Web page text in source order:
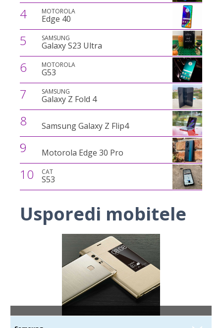
4 MOTOROLA
Edge 40
5 SAMSUNG
Galaxy S23 Ultra
6 MOTOROLA
G53
7 SAMSUNG
Galaxy Z Fold 4
8 Samsung Galaxy Z Flip4
9 Motorola Edge 30 Pro
10 CAT
S53
Usporedi mobitele